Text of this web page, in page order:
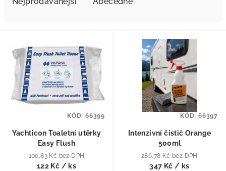
Yachticon Toaletní utěrky
Easy Flush
100,83 Kč bez DPH
122 Kč / ks
KÓD: 66399
Intenzivní čistič Orange
500ml
286,78 Kč bez DPH
347 Kč/ ks
KÓD: 66397